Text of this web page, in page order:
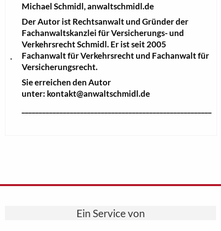
Michael Schmidl, anwaltschmidl.de
Der Autor ist Rechtsanwalt und Gründer der
Fachanwaltskanzlei für Versicherungs- und
Verkehrsrecht Schmidl. Er ist seit 2005
Fachanwalt für Verkehrsrecht und Fachanwalt für
Versicherungsrecht.
Sie erreichen den Autor
unter: kontakt@anwaltschmidl.de
Ein Service von